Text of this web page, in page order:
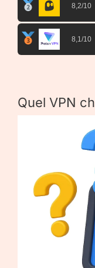
8,2/10
8,1/10
Quel VPN